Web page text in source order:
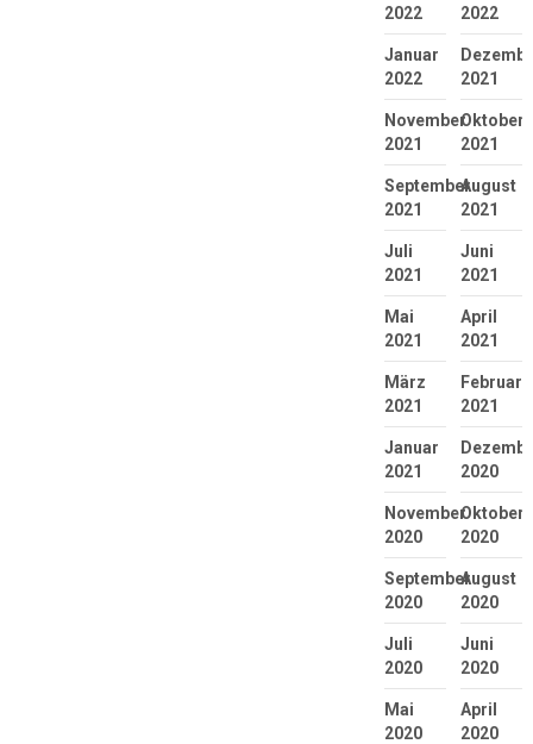
2022
2022
Januar
2022
2021
November
2021
Oktober
2021
September
2021
August
2021
Juli
2021
Juni
2021
Mai
2021
April
2021
März
2021
Februar
2021
Januar
2021
2020
November
2020
Oktober
2020
September
2020
August
2020
Juli
2020
Juni
2020
Mai
2020
April
2020